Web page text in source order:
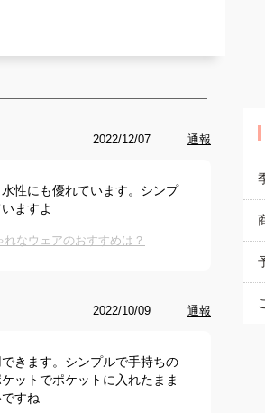
2022/12/07 通報
性にも優れています。シンプ
ますよ
なウェアのおすすめは？
2022/10/09 通報
きます。シンプルで手持ちの
ットでポケットに入れたまま
すね